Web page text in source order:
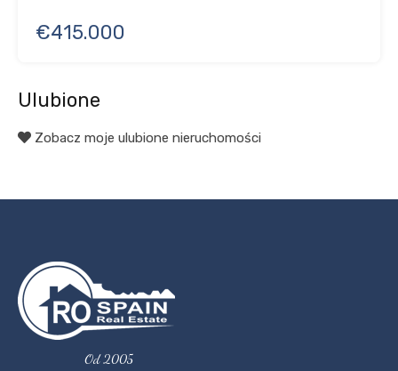
€415.000
Ulubione
Zobacz moje ulubione nieruchomości
Od 2005